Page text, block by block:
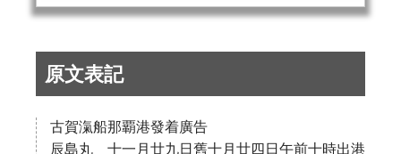
原文表記
古賀滊船那覇港發着廣告